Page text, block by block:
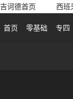
诃德首页 西班
首页 零基础 专四